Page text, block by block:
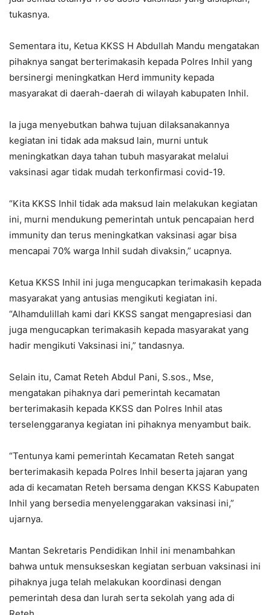
tukasnya.
Sementara itu, Ketua KKSS H Abdullah Mandu mengatakan
pihaknya sangat berterimakasih kepada Polres Inhil yang
bersinergi meningkatkan Herd immunity kepada
masyarakat di daerah-daerah di wilayah kabupaten Inhil.
Ia juga menyebutkan bahwa tujuan dilaksanakannya
kegiatan ini tidak ada maksud lain, murni untuk
meningkatkan daya tahan tubuh masyarakat melalui
vaksinasi agar tidak mudah terkonfirmasi covid-19.
“Kita KKSS Inhil tidak ada maksud lain melakukan kegiatan
ini, murni mendukung pemerintah untuk pencapaian herd
immunity dan terus meningkatkan vaksinasi agar bisa
mencapai 70% warga Inhil sudah divaksin,” ucapnya.
Ketua KKSS Inhil ini juga mengucapkan terimakasih kepada
masyarakat yang antusias mengikuti kegiatan ini.
“Alhamdulillah kami dari KKSS sangat mengapresiasi dan
juga mengucapkan terimakasih kepada masyarakat yang
hadir mengikuti Vaksinasi ini,” tandasnya.
Selain itu, Camat Reteh Abdul Pani, S.sos., Mse,
mengatakan pihaknya dari pemerintah kecamatan
berterimakasih kepada KKSS dan Polres Inhil atas
terselenggaranya kegiatan ini pihaknya menyambut baik.
“Tentunya kami pemerintah Kecamatan Reteh sangat
berterimakasih kepada Polres Inhil beserta jajaran yang
ada di kecamatan Reteh bersama dengan KKSS Kabupaten
Inhil yang bersedia menyelenggarakan vaksinasi ini,”
ujarnya.
Mantan Sekretaris Pendidikan Inhil ini menambahkan
bahwa untuk mensukseskan kegiatan serbuan vaksinasi ini
pihaknya juga telah melakukan koordinasi dengan
pemerintah desa dan lurah serta sekolah yang ada di